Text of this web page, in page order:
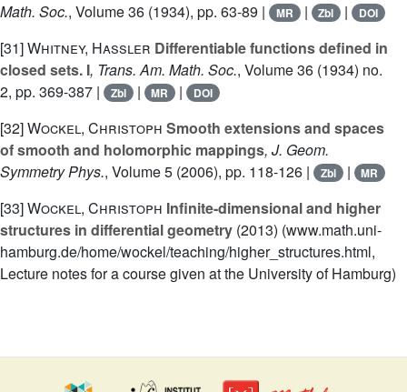
Math. Soc., Volume 36 (1934), pp. 63-89 | MR | Zbl | DOI
[31]Whitney, Hassler Differentiable functions defined in
closed sets. I, Trans. Am. Math. Soc., Volume 36 (1934) no.
2, pp. 369-387 |
Zbl | MR | DOI
[32]Wockel, Christoph Smooth extensions and spaces
of smooth and holomorphic mappings, J. Geom.
Symmetry Phys., Volume 5 (2006), pp. 118-126 | Zbl | MR
[33]Wockel, Christoph Infinite-dimensional and higher
structures in differential geometry (2013) (www.math.uni-
hamburg.de/home/wockel/teaching/higher_structures.html,
Lecture notes for a course given at the University of Hamburg)